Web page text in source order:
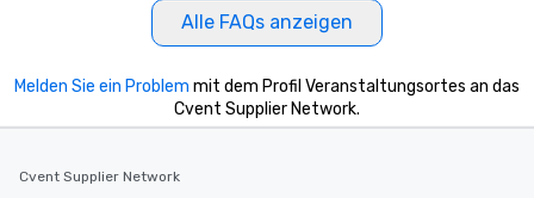
Alle FAQs anzeigen
Melden Sie ein Problem mit dem Profil Veranstaltungsortes an das
Cvent Supplier Network.
Cvent Supplier Network